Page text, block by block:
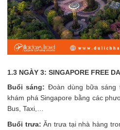
1.3 NGÀY 3: SINGAPORE FREE
Buổi sáng: Đoàn dùng bữa sáng
khám phá Singapore bằng các
Bus, Taxi,…
Buổi trưa: Ăn trưa tại nhà hàng